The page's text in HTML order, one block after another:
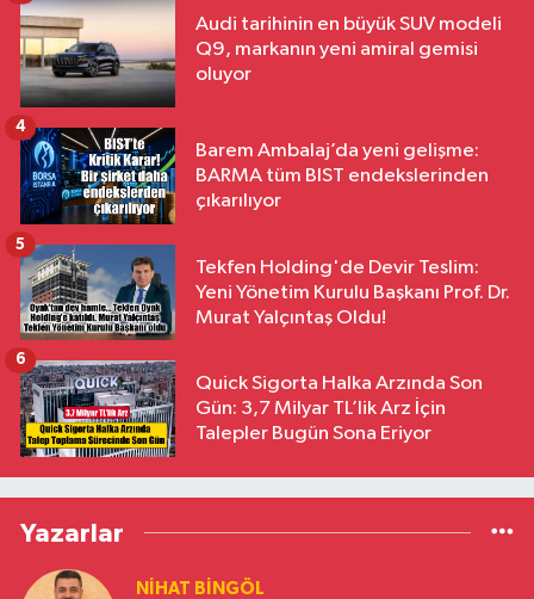
Audi tarihinin en büyük SUV modeli
Q9, markanın yeni amiral gemisi
oluyor
Barem Ambalaj’da yeni gelişme:
BARMA tüm BIST endekslerinden
çıkarılıyor
4
Tekfen Holding'de Devir Teslim:
Yeni Yönetim Kurulu Başkanı Prof. Dr.
Murat Yalçıntaş Oldu!
5
Quick Sigorta Halka Arzında Son
Gün: 3,7 Milyar TL’lik Arz İçin
Talepler Bugün Sona Eriyor
6
Yazarlar
NIHAT BINGÖL